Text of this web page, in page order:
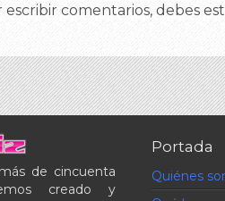
escribir comentarios, debes
de cincuenta
creado y
Portada
Quiénes